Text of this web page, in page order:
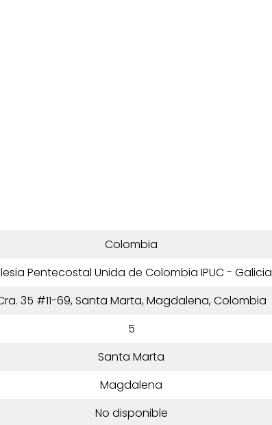
Colombia
Pentecostal Unida de Colombia IPUC - Galicia
35 #11-69, Santa Marta, Magdalena, Colombia
5
Santa Marta
Magdalena
No disponible